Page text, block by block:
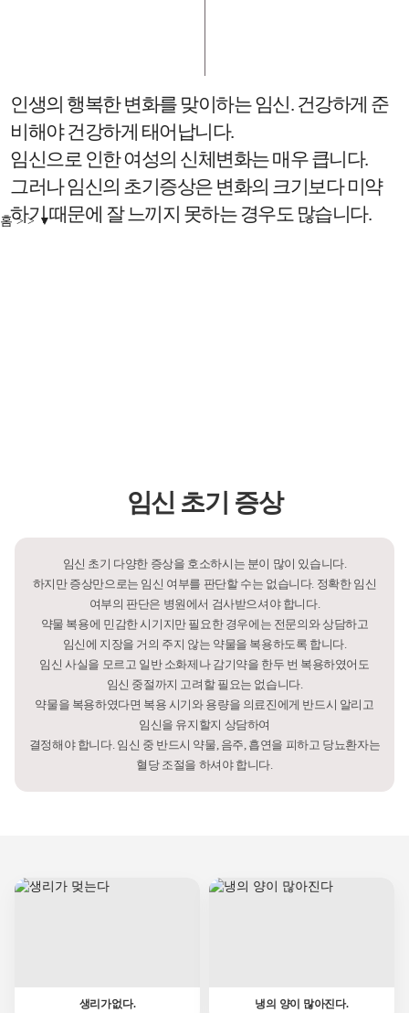
인생의 행복한 변화를 맞이하는 임신. 건강하게 준
비해야 건강하게 태어납니다.
임신으로 인한 여성의 신체변화는 매우 큽니다.
그러나 임신의 초기증상은 변화의 크기보다 미약
하기 때문에 잘 느끼지 못하는 경우도 많습니다.
홈 ▼
임신 초기 증상
임신 초기 다양한 증상을 호소하시는 분이 많이 있습니다.
하지만 증상만으로는 임신 여부를 판단할 수는 없습니다. 정확한 임신
여부의 판단은 병원에서 검사받으셔야 합니다.
약물 복용에 민감한 시기지만 필요한 경우에는 전문의와 상담하고
임신에 지장을 거의 주지 않는 약물을 복용하도록 합니다.
임신 사실을 모르고 일반 소화제나 감기약을 한두 번 복용하였어도
임신 중절까지 고려할 필요는 없습니다.
약물을 복용하였다면 복용 시기와 용량을 의료진에게 반드시 알리고
임신을 유지할지 상담하여
결정해야 합니다. 임신 중 반드시 약물, 음주, 흡연을 피하고 당뇨환자는
혈당 조절을 하셔야 합니다.
생리가없다. 냉의 양이 많아진다.